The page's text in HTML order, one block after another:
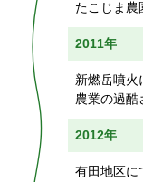
たこじま
2011年
新燃岳噴火
農業の過酷
2012年
有田地区に